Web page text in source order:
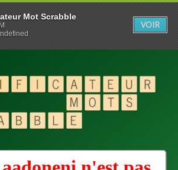
Mot Scrabble
VOIR